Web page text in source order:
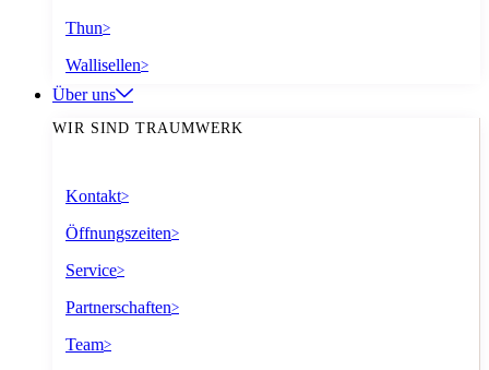
Thun>
Wallisellen>
Über uns
WIR SIND TRAUMWERK
Kontakt>
Öffnungszeiten>
Service>
Partnerschaften>
Team>